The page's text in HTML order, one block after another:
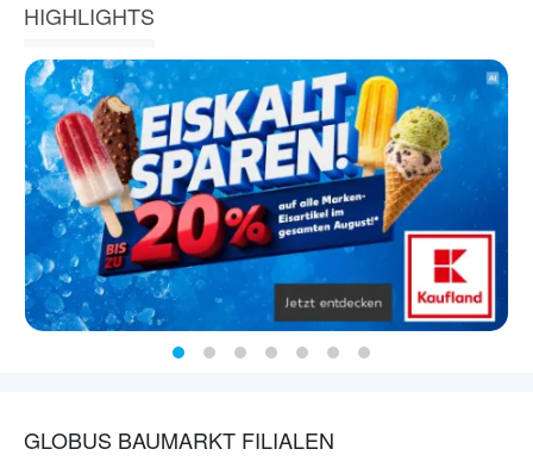
HIGHLIGHTS
GLOBUS BAUMARKT FILIALEN